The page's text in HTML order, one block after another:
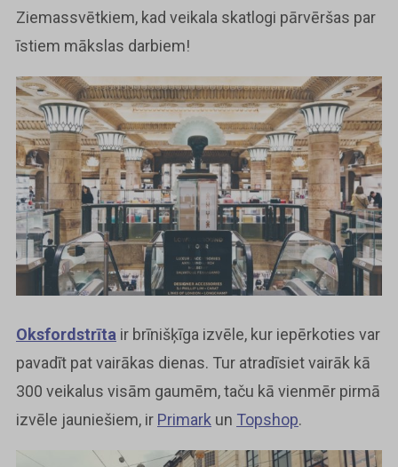
Ziemassvētkiem, kad veikala skatlogi pārvēršas par
īstiem mākslas darbiem!
Oksfordstrīta ir brīnišķīga izvēle, kur iepērkoties var
pavadīt pat vairākas dienas. Tur atradīsiet vairāk kā
300 veikalus visām gaumēm, taču kā vienmēr pirmā
izvēle jauniešiem, ir Primark un Topshop.